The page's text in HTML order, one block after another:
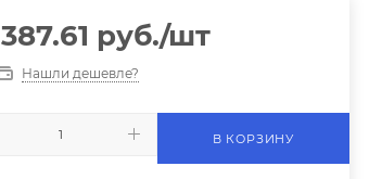
387.61 руб./шт
Нашли дешевле?
В КОРЗИНУ